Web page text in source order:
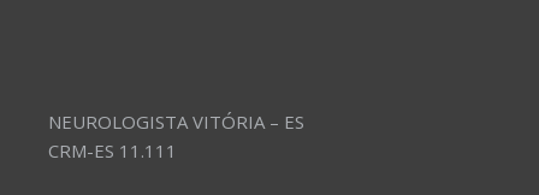
NEUROLOGISTA VITÓRIA – ES
CRM-ES 11.111